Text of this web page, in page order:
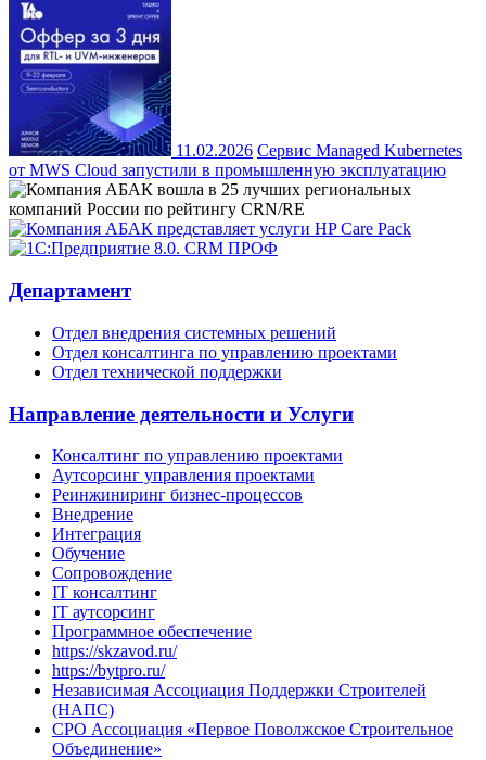
11.02.2026 Сервис Managed Kubernetes
от MWS Cloud запустили в промышленную эксплуатацию
Департамент
Отдел внедрения системных решений
Отдел консалтинга по управлению проектами
Отдел технической поддержки
Направление деятельности и Услуги
Консалтинг по управлению проектами
Аутсорсинг управления проектами
Реинжиниринг бизнес-процессов
Внедрение
Интеграция
Обучение
Сопровождение
IT консалтинг
IT аутсорсинг
Программное обеспечение
https://skzavod.ru/
https://bytpro.ru/
Независимая Ассоциация Поддержки Строителей
(НАПС)
СРО Ассоциация «Первое Поволжское Строительное
Объединение»